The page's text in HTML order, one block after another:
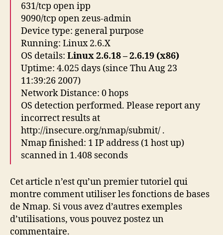
631/tcp open ipp
9090/tcp open zeus-admin
Device type: general purpose
Running: Linux 2.6.X
OS details: Linux 2.6.18 – 2.6.19 (x86)
Uptime: 4.025 days (since Thu Aug 23
11:39:26 2007)
Network Distance: 0 hops
OS detection performed. Please report any
incorrect results at
http://insecure.org/nmap/submit/ .
Nmap finished: 1 IP address (1 host up)
scanned in 1.408 seconds
Cet article n’est qu’un premier tutoriel qui
montre comment utiliser les fonctions de bases
de Nmap. Si vous avez d’autres exemples
d’utilisations, vous pouvez postez un
commentaire.